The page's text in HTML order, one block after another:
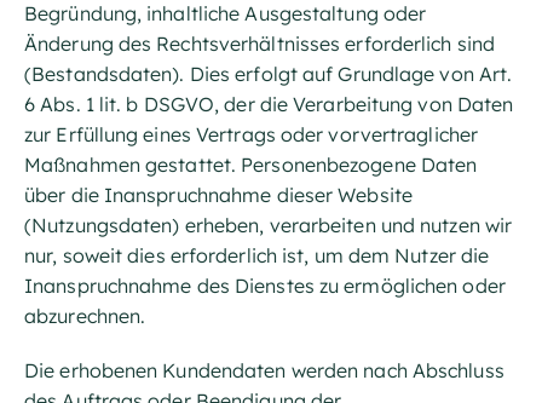
Begründung, inhaltliche Ausgestaltung oder
Änderung des Rechtsverhältnisses erforderlich sind
(Bestandsdaten). Dies erfolgt auf Grundlage von Art.
6 Abs. 1 lit. b DSGVO, der die Verarbeitung von Daten
zur Erfüllung eines Vertrags oder vorvertraglicher
Maßnahmen gestattet. Personenbezogene Daten
über die Inanspruchnahme dieser Website
(Nutzungsdaten) erheben, verarbeiten und nutzen wir
nur, soweit dies erforderlich ist, um dem Nutzer die
Inanspruchnahme des Dienstes zu ermöglichen oder
abzurechnen.
Die erhobenen Kundendaten werden nach Abschluss